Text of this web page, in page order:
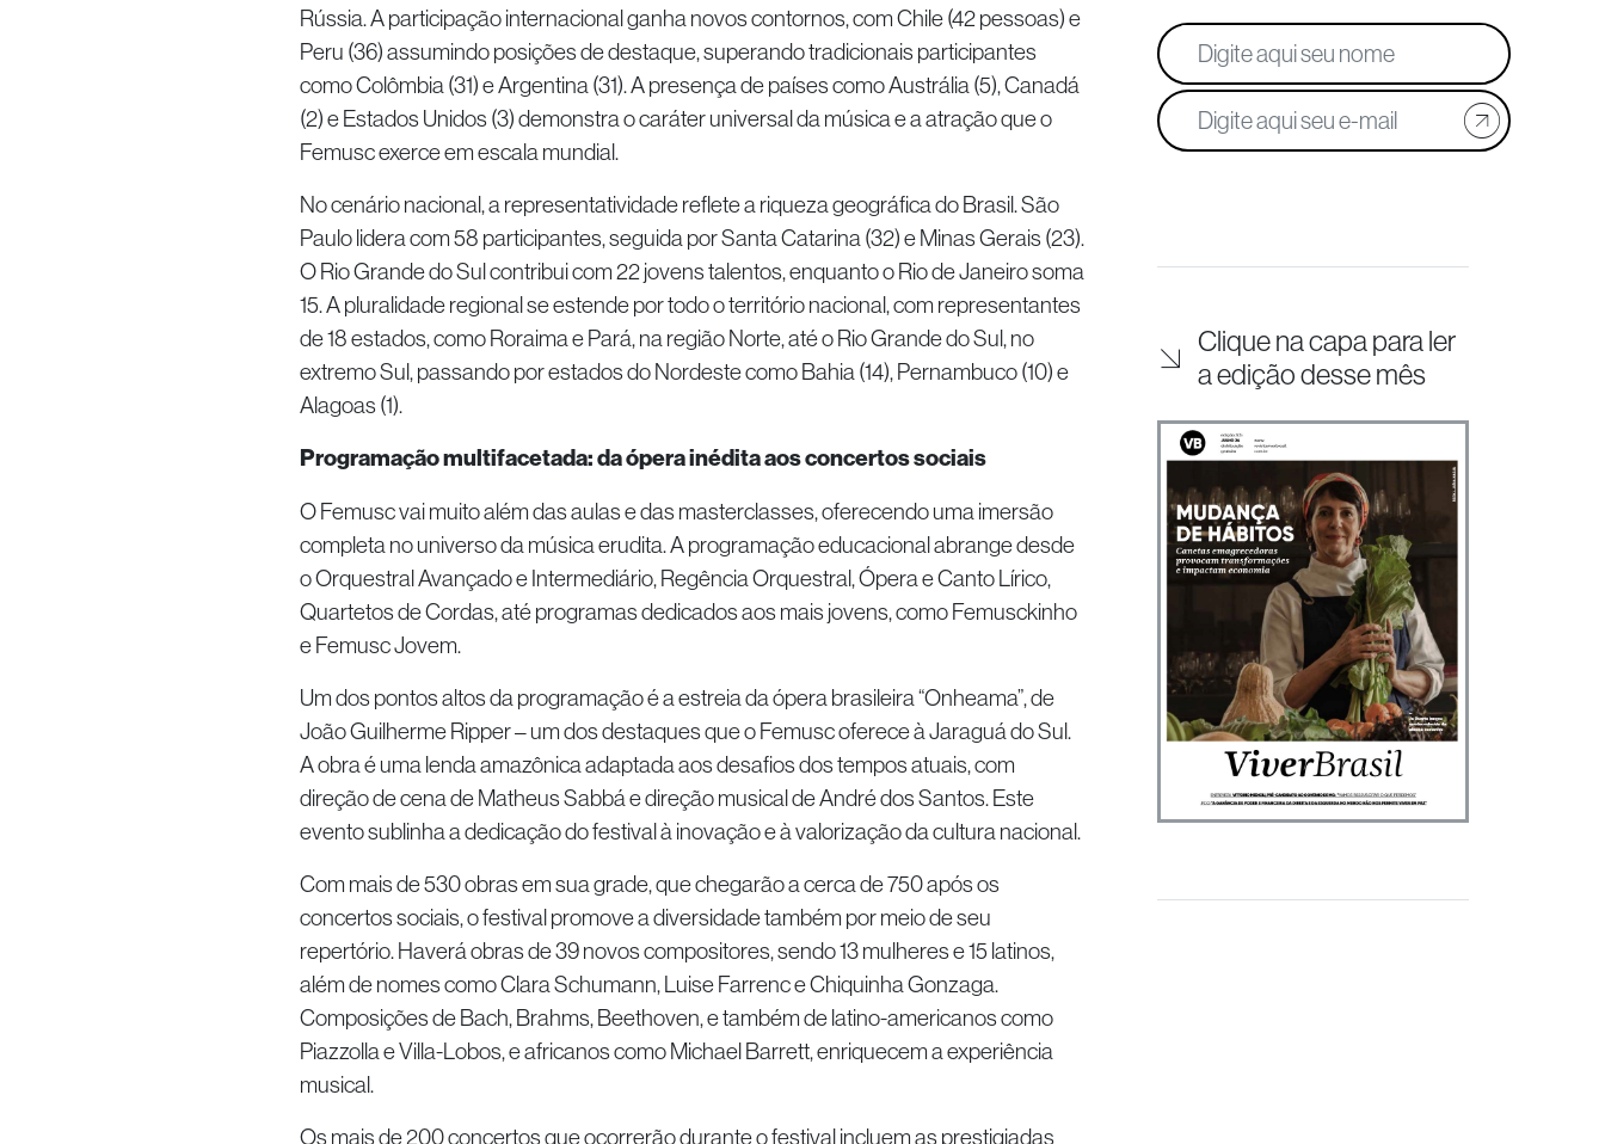
Rússia. A participação internacional ganha novos contornos, com Chile (42 pessoas) e
Peru (36) assumindo posições de destaque, superando tradicionais participantes
como Colômbia (31) e Argentina (31). A presença de países como Austrália (5), Canadá
(2) e Estados Unidos (3) demonstra o caráter universal da música e a atração que o
Femusc exerce em escala mundial.
No cenário nacional, a representatividade reflete a riqueza geográfica do Brasil. São
Paulo lidera com 58 participantes, seguida por Santa Catarina (32) e Minas Gerais (23).
O Rio Grande do Sul contribui com 22 jovens talentos, enquanto o Rio de Janeiro soma
15. A pluralidade regional se estende por todo o território nacional, com representantes
de 18 estados, como Roraima e Pará, na região Norte, até o Rio Grande do Sul, no
extremo Sul, passando por estados do Nordeste como Bahia (14), Pernambuco (10) e
Alagoas (1).
Programação multifacetada: da ópera inédita aos concertos sociais
O Femusc vai muito além das aulas e das masterclasses, oferecendo uma imersão
completa no universo da música erudita. A programação educacional abrange desde
o Orquestral Avançado e Intermediário, Regência Orquestral, Ópera e Canto Lírico,
Quartetos de Cordas, até programas dedicados aos mais jovens, como Femusckinho
e Femusc Jovem.
Um dos pontos altos da programação é a estreia da ópera brasileira “Onheama”, de
João Guilherme Ripper – um dos destaques que o Femusc oferece à Jaraguá do Sul.
A obra é uma lenda amazônica adaptada aos desafios dos tempos atuais, com
direção de cena de Matheus Sabbá e direção musical de André dos Santos. Este
evento sublinha a dedicação do festival à inovação e à valorização da cultura nacional.
Com mais de 530 obras em sua grade, que chegarão a cerca de 750 após os
concertos sociais, o festival promove a diversidade também por meio de seu
repertório. Haverá obras de 39 novos compositores, sendo 13 mulheres e 15 latinos,
além de nomes como Clara Schumann, Luise Farrenc e Chiquinha Gonzaga.
Composições de Bach, Brahms, Beethoven, e também de latino-americanos como
Piazzolla e Villa-Lobos, e africanos como Michael Barrett, enriquecem a experiência
musical.
Os mais de 200 concertos que ocorrerão durante o festival incluem as prestigiadas
Clique na capa para ler
a edição desse mês